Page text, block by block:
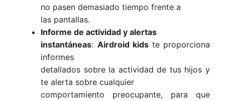
no pasen demasiado tiempo frente a
las pantallas.
Informe de actividad y alertas
instantáneas: Airdroid kids te proporciona
informes
detallados sobre la actividad de tus hijos y
te alerta sobre cualquier
comportamiento preocupante, para que